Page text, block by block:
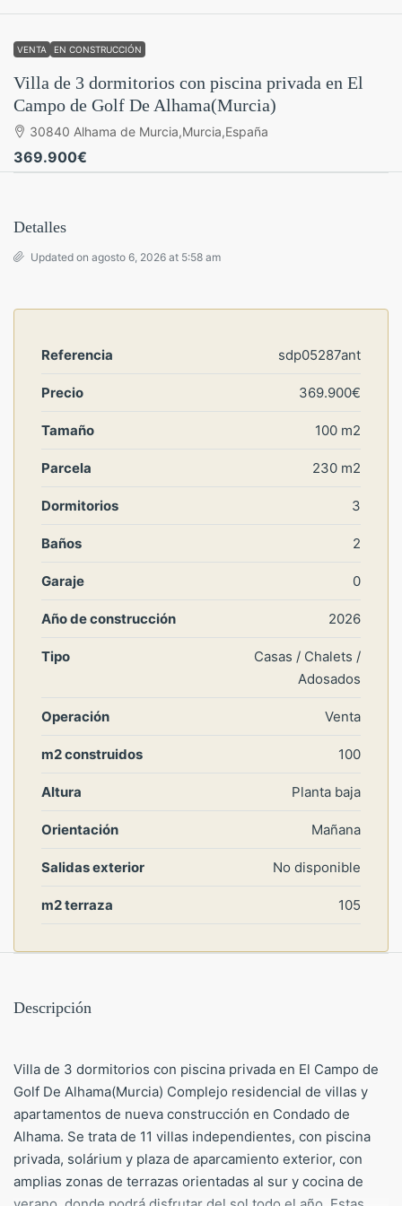
VENTA EN CONSTRUCCIÓN
Villa de 3 dormitorios con piscina privada en El
Campo de Golf De Alhama(Murcia)
30840 Alhama de Murcia,Murcia,España
369.900€
Detalles
Updated on agosto 6, 2026 at 5:58 am
Referencia sdp05287ant
Precio 369.900€
Tamaño 100 m2
Parcela 230 m2
Dormitorios 3
Baños 2
Garaje 0
Año de construcción 2026
Tipo
Casas / Chalets /
Adosados
Operación Venta
m2 construidos 100
Altura Planta baja
Orientación Mañana
Salidas exterior No disponible
m2 terraza 105
Descripción
Villa de 3 dormitorios con piscina privada en El Campo de
Golf De Alhama(Murcia) Complejo residencial de villas y
apartamentos de nueva construcción en Condado de
Alhama. Se trata de 11 villas independientes, con piscina
privada, solárium y plaza de aparcamiento exterior, con
amplias zonas de terrazas orientadas al sur y cocina de